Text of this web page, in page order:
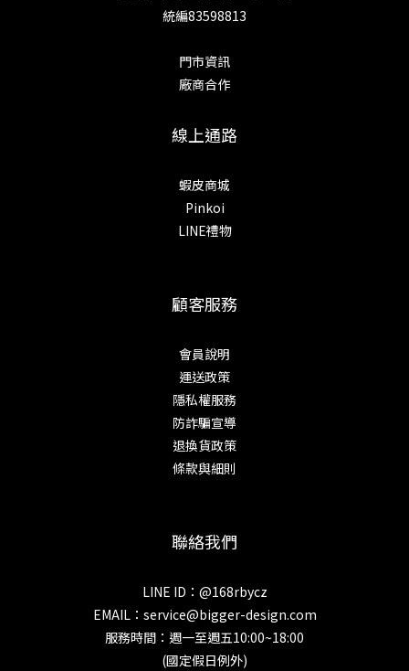
統編83598813
門市資訊
廠商合作
線上通路
蝦皮商城
Pinkoi
LINE禮物
顧客服務
會員說明
運送政策
隱私權服務
防詐騙宣導
退換貨政策
條款與細則
聯絡我們
LINE ID：@168rbycz
EMAIL： service@bigger-design.com
服務時間：週一至週五10:00~18:00
(國定假日例外)